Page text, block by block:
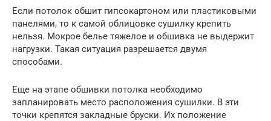
Если потолок обшит гипсокартоном или пластиковыми
панелями, то к самой облицовке сушилку крепить
нельзя. Мокрое белье тяжелое и обшивка не выдержит
нагрузки. Такая ситуация разрешается двумя
способами.
Еще на этапе обшивки потолка необходимо
запланировать место расположения сушилки. В эти
точки крепятся закладные бруски. Их положение